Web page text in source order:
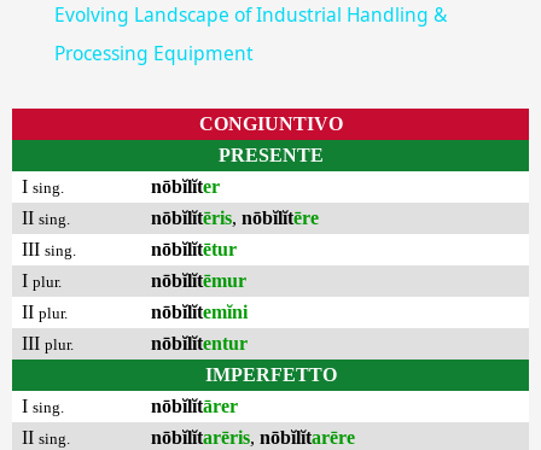
Evolving Landscape of Industrial Handling &
Processing Equipment
CONGIUNTIVO
PRESENTE
I sing. nōbĭlĭter
II sing. nōbĭlĭtēris, nōbĭlĭtēre
III sing. nōbĭlĭtētur
I plur. nōbĭlĭtēmur
II plur. nōbĭlĭtemĭni
III plur. nōbĭlĭtentur
IMPERFETTO
I sing. nōbĭlĭtārer
II sing. nōbĭlĭtarēris, nōbĭlĭtarēre